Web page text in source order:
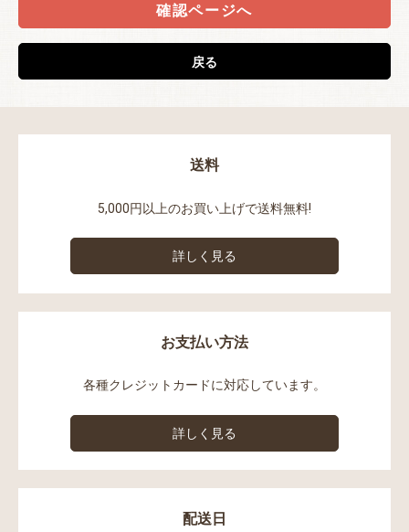
確認ページへ
戻る
送料
5,000円以上のお買い上げで送料無料!
詳しく見る
お支払い方法
各種クレジットカードに対応しています。
詳しく見る
配送日